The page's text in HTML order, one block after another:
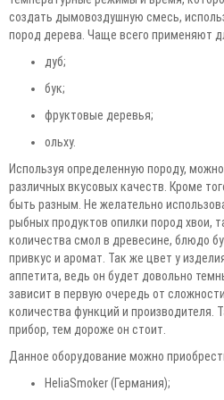
создать дымовоздушную смесь,
пород дерева. Чаще всего применяют
дуб;
бук;
фруктовые деревья;
ольху.
Используя определенную породу,
различных вкусовых качеств. Кроме
быть разным. Не желательно
рыбных продуктов опилки пород хвои,
количества смол в древесине, блюдо
привкус и аромат. Так же цвет у
аппетита, ведь он будет довольно
зависит в первую очередь от
количества функций и производителя.
прибор, тем дороже он стоит.
Данное оборудование можно
HeliaSmoker (Германия);